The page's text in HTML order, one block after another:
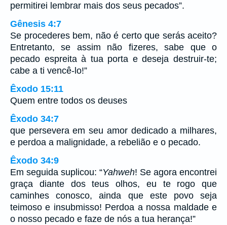
permitirei lembrar mais dos seus pecados”.
Gênesis 4:7
Se procederes bem, não é certo que serás aceito?
Entretanto, se assim não fizeres, sabe que o
pecado espreita à tua porta e deseja destruir-te;
cabe a ti vencê-lo!”
Êxodo 15:11
Quem entre todos os deuses
Êxodo 34:7
que persevera em seu amor dedicado a milhares,
e perdoa a malignidade, a rebelião e o pecado.
Êxodo 34:9
Em seguida suplicou: “Yahweh! Se agora encontrei
graça diante dos teus olhos, eu te rogo que
caminhes conosco, ainda que este povo seja
teimoso e insubmisso! Perdoa a nossa maldade e
o nosso pecado e faze de nós a tua herança!”